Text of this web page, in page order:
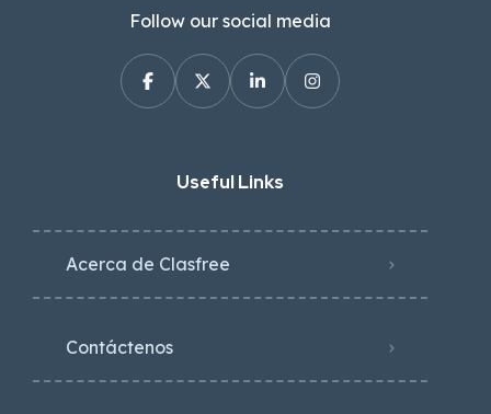
Follow our social media
Useful Links
Acerca de Clasfree
Contáctenos